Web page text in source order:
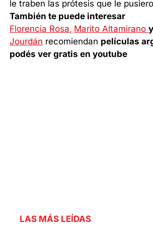
le traben las prótesis que le
También te puede interesar
Florencia Rosa, Marito Altamiranoy
Jourdán recomiendan películas
podés ver gratis en youtube
LAS MÁS LEÍDAS